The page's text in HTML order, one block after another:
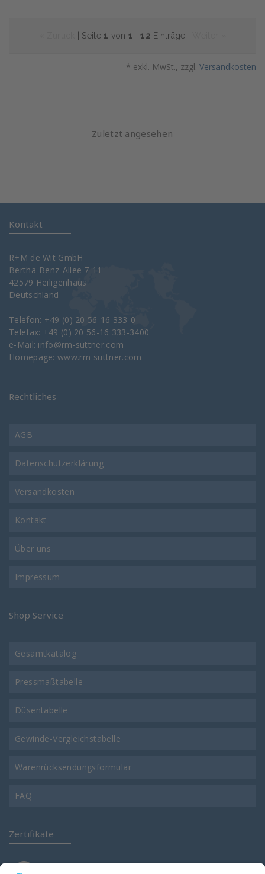
| Seite1 von1 |12 Einträge |
* exkl. MwSt., zzgl. Versandkosten
Zuletzt angesehen
Kontakt
R+M de Wit GmbH
Bertha-Benz-Allee 7-11
42579 Heiligenhaus
Deutschland
Telefon: +49 (0) 20 56-16 333-0
Telefax: +49 (0) 20 56-16 333-3400
e-Mail: info@rm-suttner.com
Homepage:www.rm-suttner.com
Rechtliches
AGB
Datenschutzerklärung
Versandkosten
Kontakt
Über uns
Impressum
Shop Service
Gesamtkatalog
Pressmaßtabelle
Düsentabelle
Gewinde-Vergleichstabelle
Warenrücksendungsformular
FAQ
Zertifikate